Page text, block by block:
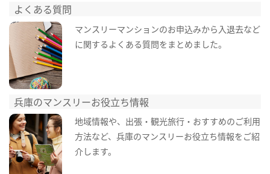
よくある質問
マンスリーマンションのお申込みから入退去など
に関するよくある質問をまとめました。
兵庫のマンスリーお役立ち情報
地域情報や、出張・観光旅行・おすすめのご利用
方法など、兵庫のマンスリーお役立ち情報をご紹
介します。